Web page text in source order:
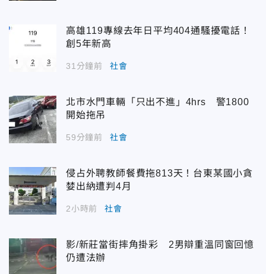
高雄119專線去年日平均404通騷擾電話！
創5年新高
31分鐘前 社會
北市水門車輛「只出不進」4hrs 警1800
開始拖吊
59分鐘前 社會
侵占外聘教師餐費拖813天！台東某國小貪
婪出納遭判4月
2小時前 社會
影/新莊當街摔角掛彩 2男辯重溫同窗回憶
仍遭法辦